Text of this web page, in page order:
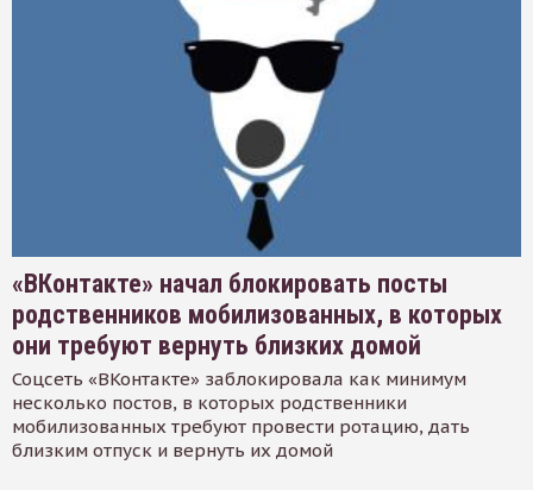
«ВКонтакте» начал блокировать посты
родственников мобилизованных, в которых
они требуют вернуть близких домой
Соцсеть «ВКонтакте» заблокировала как минимум
несколько постов, в которых родственники
мобилизованных требуют провести ротацию, дать
близким отпуск и вернуть их домой